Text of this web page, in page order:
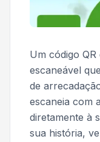
Um código
escaneável
de
escaneia com
diretamente à
sua história,